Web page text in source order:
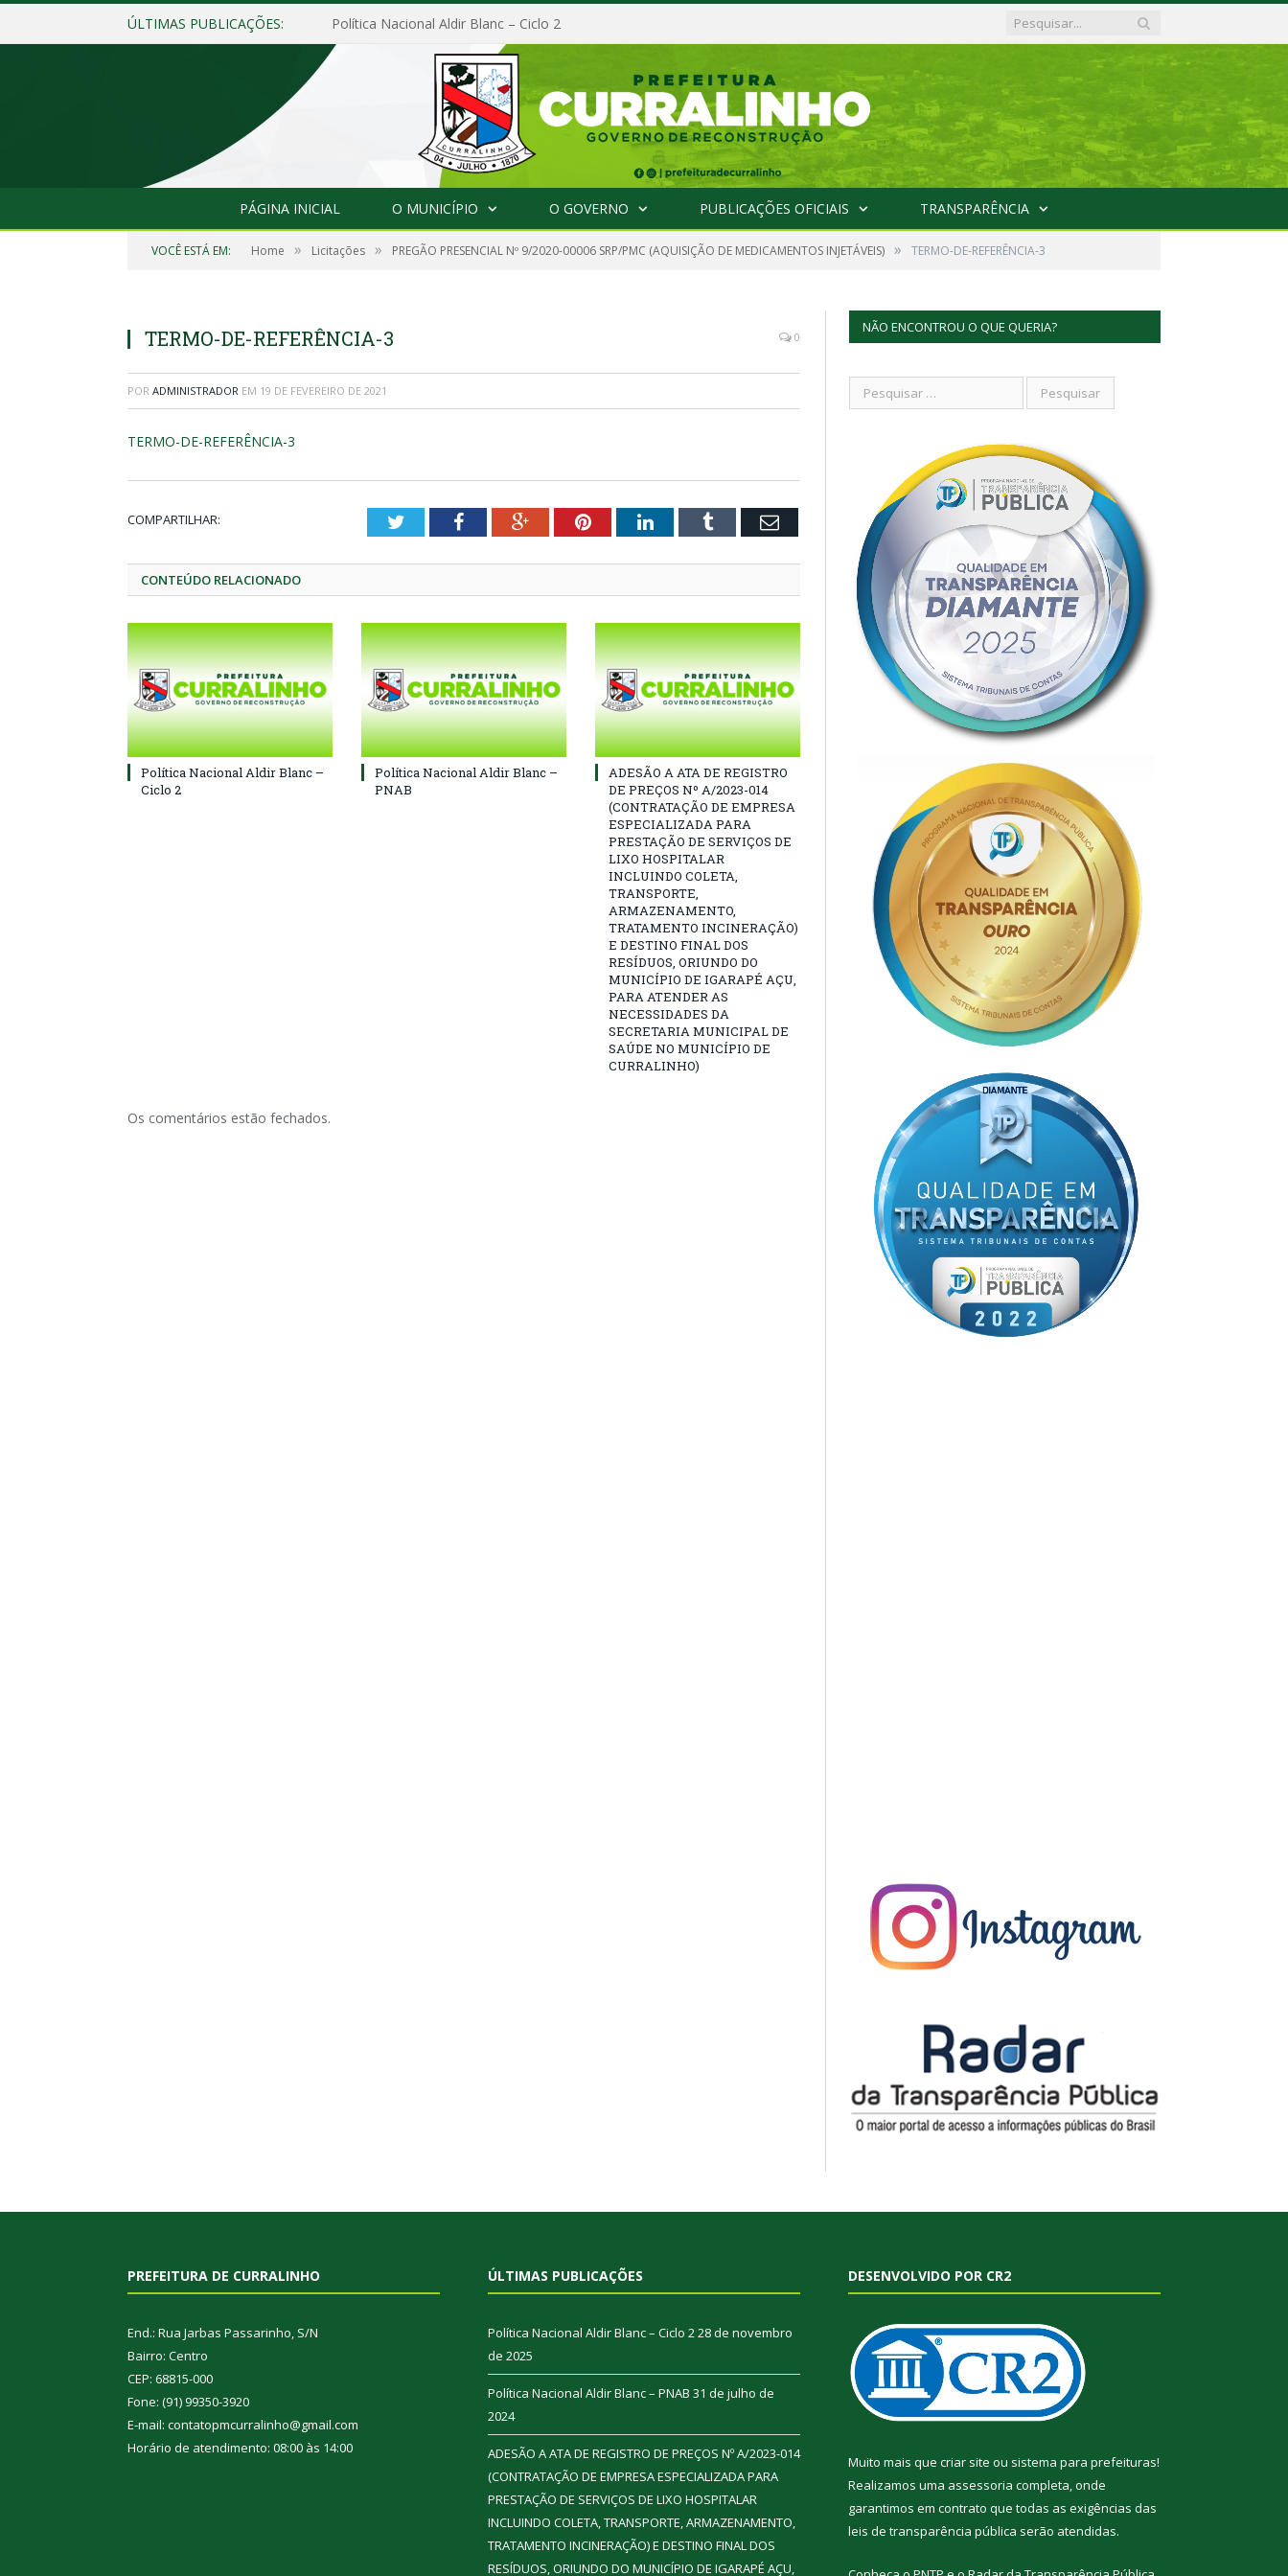
ÚLTIMAS PUBLICAÇÕES: Política Nacional Aldir Blanc – Ciclo 2
PÁGINA INICIAL O MUNICÍPIO O GOVERNO PUBLICAÇÕES OFICIAIS TRANSPARÊNCIA
VOCÊ ESTÁ EM: Home » Licitações » PREGÃO PRESENCIAL Nº 9/2020-00006 SRP/PMC (AQUISIÇÃO DE MEDICAMENTOS INJETÁVEIS) » TERMO-DE-REFERÊNCIA-3
TERMO-DE-REFERÊNCIA-3 0
POR ADMINISTRADOR EM 19 DE FEVEREIRO DE 2021
TERMO-DE-REFERÊNCIA-3
COMPARTILHAR: TwitterFacebookGoogle+PinterestLinkedInTumblr Email
CONTEÚDO RELACIONADO
Política Nacional Aldir Blanc –
Ciclo 2
Política Nacional Aldir Blanc –
PNAB
ADESÃO A ATA DE REGISTRO
DE PREÇOS Nº A/2023-014
(CONTRATAÇÃO DE EMPRESA
ESPECIALIZADA PARA
PRESTAÇÃO DE SERVIÇOS DE
LIXO HOSPITALAR
INCLUINDO COLETA,
TRANSPORTE,
ARMAZENAMENTO,
TRATAMENTO INCINERAÇÃO)
E DESTINO FINAL DOS
RESÍDUOS, ORIUNDO DO
MUNICÍPIO DE IGARAPÉ AÇU,
PARA ATENDER AS
NECESSIDADES DA
SECRETARIA MUNICIPAL DE
SAÚDE NO MUNICÍPIO DE
CURRALINHO)
Os comentários estão fechados.
NÃO ENCONTROU O QUE QUERIA?
PREFEITURA DE CURRALINHO
End.: Rua Jarbas Passarinho, S/N
Bairro: Centro
CEP: 68815-000
Fone: (91) 99350-3920
E-mail: contatopmcurralinho@gmail.com
Horário de atendimento: 08:00 às 14:00
ÚLTIMAS PUBLICAÇÕES
Política Nacional Aldir Blanc – Ciclo 228 de novembro
de 2025
Política Nacional Aldir Blanc – PNAB 31 de julho de
2024
ADESÃO A ATA DE REGISTRO DE PREÇOS Nº A/2023-014
(CONTRATAÇÃO DE EMPRESA ESPECIALIZADA PARA
PRESTAÇÃO DE SERVIÇOS DE LIXO HOSPITALAR
INCLUINDO COLETA, TRANSPORTE, ARMAZENAMENTO,
TRATAMENTO INCINERAÇÃO) E DESTINO FINAL DOS
RESÍDUOS, ORIUNDO DO MUNICÍPIO DE IGARAPÉ AÇU,
DESENVOLVIDO POR CR2
Muito mais que criar site ou sistema para prefeituras!
Realizamos uma assessoria completa, onde
garantimos em contrato que todas as exigências das
leis de transparência pública serão atendidas.